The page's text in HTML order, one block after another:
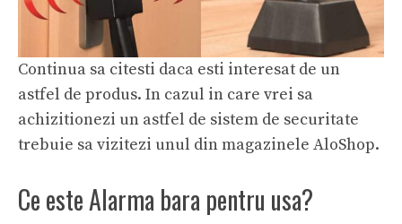
Continua sa citesti daca esti interesat de un
astfel de produs. In cazul in care vrei sa
achizitionezi un astfel de sistem de securitate
trebuie sa vizitezi unul din magazinele AloShop.
Ce este Alarma bara pentru usa?